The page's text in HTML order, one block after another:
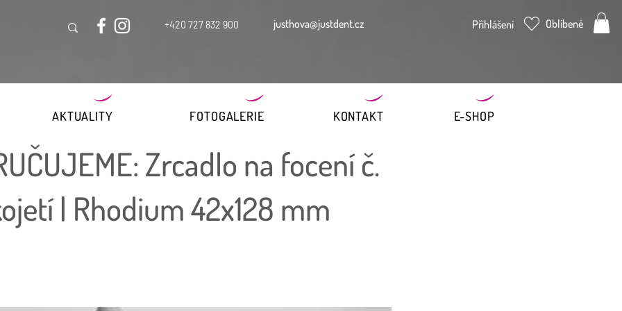
+420 727 832 900 Přihlášení
justhova@justdent.cz Oblíbené
Zrcadlo na focení č.
| Rhodium 42x128 mm
AKTUALITY FOTOGALERIE KONTAKT E-SHOP